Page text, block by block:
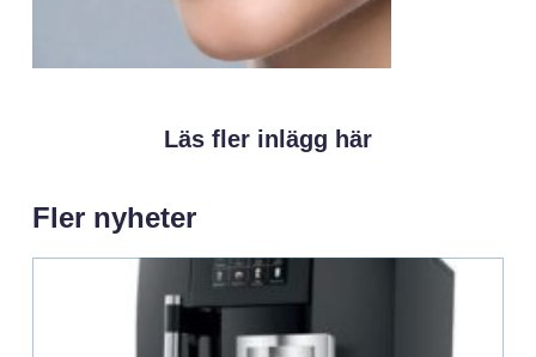
Läs fler inlägg här
Fler nyheter